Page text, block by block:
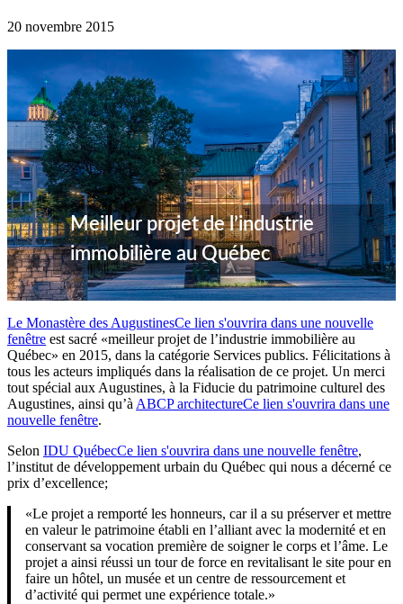
20 novembre 2015
Meilleur projet de l’industrie
immobilière au Québec
Le Monastère des AugustinesCe lien s'ouvrira dans une nouvelle
fenêtre est sacré «meilleur projet de l’industrie immobilière au
Québec» en 2015, dans la catégorie Services publics. Félicitations à
tous les acteurs impliqués dans la réalisation de ce projet. Un merci
tout spécial aux Augustines, à la Fiducie du patrimoine culturel des
Augustines, ainsi qu’à ABCP architectureCe lien s'ouvrira dans une
nouvelle fenêtre.
Selon IDU QuébecCe lien s'ouvrira dans une nouvelle fenêtre,
l’institut de développement urbain du Québec qui nous a décerné ce
prix d’excellence;
«Le projet a remporté les honneurs, car il a su préserver et mettre
en valeur le patrimoine établi en l’alliant avec la modernité et en
conservant sa vocation première de soigner le corps et l’âme. Le
projet a ainsi réussi un tour de force en revitalisant le site pour en
faire un hôtel, un musée et un centre de ressourcement et
d’activité qui permet une expérience totale.»